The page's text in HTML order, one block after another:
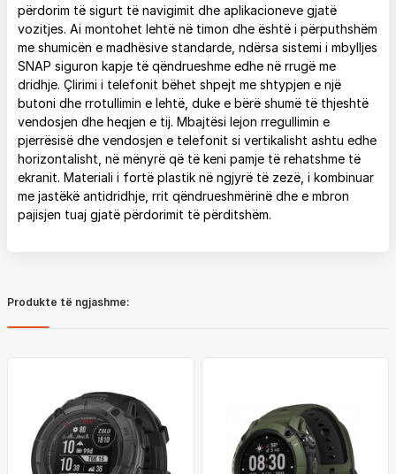
përdorim të sigurt të navigimit dhe aplikacioneve gjatë
vozitjes. Ai montohet lehtë në timon dhe është i përputhshëm
me shumicën e madhësive standarde, ndërsa sistemi i mbylljes
SNAP siguron kapje të qëndrueshme edhe në rrugë me
dridhje. Çlirimi i telefonit bëhet shpejt me shtypjen e një
butoni dhe rrotullimin e lehtë, duke e bërë shumë të thjeshtë
vendosjen dhe heqjen e tij. Mbajtësi lejon rregullimin e
pjerrësisë dhe vendosjen e telefonit si vertikalisht ashtu edhe
horizontalisht, në mënyrë që të keni pamje të rehatshme të
ekranit. Materiali i fortë plastik në ngjyrë të zezë, i kombinuar
me jastëkë antidridhje, rrit qëndrueshmërinë dhe e mbron
pajisjen tuaj gjatë përdorimit të përditshëm.
Produkte të ngjashme: